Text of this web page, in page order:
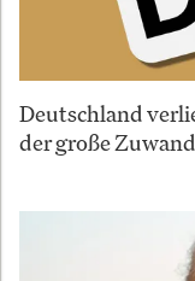
Deutschland
der große